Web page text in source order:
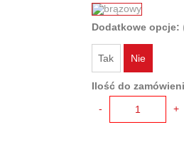
Dodatkowe opcje:
Tak Nie
Ilość do
-
+